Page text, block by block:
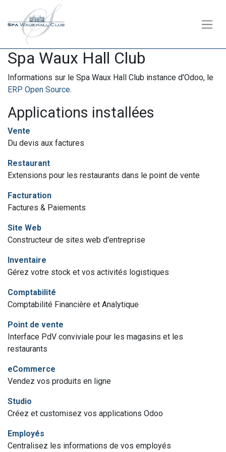
Spa Waux Hall Club
Informations sur le Spa Waux Hall Club instance d'Odoo, le
ERP Open Source.
Applications installées
Vente
Du devis aux factures
Restaurant
Extensions pour les restaurants dans le point de vente
Facturation
Factures & Paiements
Site Web
Constructeur de sites web d'entreprise
Inventaire
Gérez votre stock et vos activités logistiques
Comptabilité
Comptabilité Financière et Analytique
Point de vente
Interface PdV conviviale pour les magasins et les
restaurants
eCommerce
Vendez vos produits en ligne
Studio
Créez et customisez vos applications Odoo
Employés
Centralisez les informations de vos employés